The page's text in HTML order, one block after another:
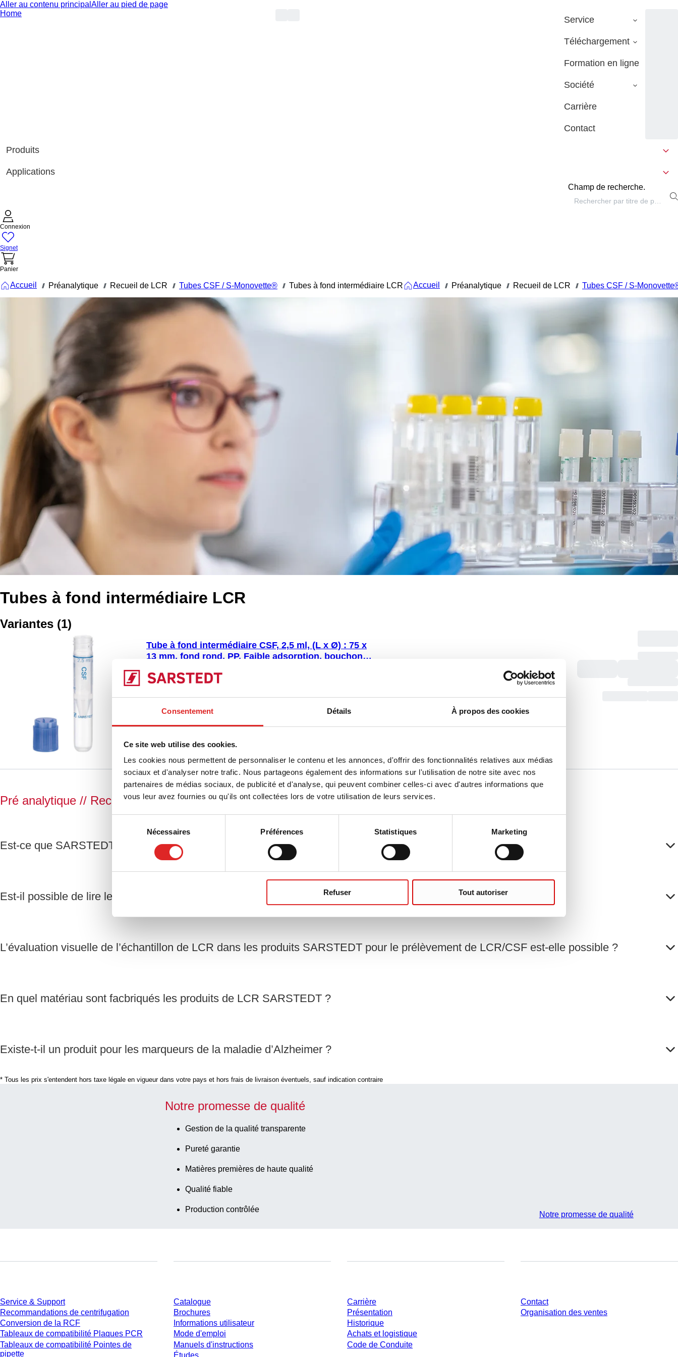
Consentement Détails À propos des cookies
Ce site web utilise des cookies.
Les cookies nous permettent de personnaliser le contenu et les annonces, d'offrir des fonctionnalités relatives aux médias
sociaux et d'analyser notre trafic. Nous partageons également des informations sur l'utilisation de notre site avec nos
partenaires de médias sociaux, de publicité et d'analyse, qui peuvent combiner celles-ci avec d'autres informations que
vous leur avez fournies ou qu'ils ont collectées lors de votre utilisation de leurs services.
consentement
Nécessaires Préférences Statistiques Marketing
Refuser Tout autoriser
Aller au contenu principal Aller au pied de page
Home
Service
Téléchargement
Formation en ligne
Société
Carrière
Contact
Produits
Applications
Champ de recherche.
Connexion
Signet
Panier
Accueil /// Préanalytique /// Recueil de LCR /// Tubes CSF / S-Monovette® /// Tubes à fond intermédiaire LCR Accueil /// Préanalytique /// Recueil de LCR /// Tubes CSF / S-
Tubes à fond intermédiaire LCR
Variantes (1)
Tube à fond intermédiaire CSF, 2,5 ml, (L x Ø) : 75 x
13 mm, fond rond, PP, Faible adsorption, bouchon
63.614.625
Tube à fond intermédiaire CSF, volume nominal :
maximale, bouchon séparé, bleu, stérile, 1 pièce(s)/blister, 100
pièce(s)/carton
Pré analytique // Recueil de LCR
Est-ce que SARSTEDT dispose de produits pour le prélèvement de LCR/CSF ?
Est-il possible de lire le volume de l’échantillon dans les produits SARSTEDT pour le prélèvement de LCR/CSF ?
L’évaluation visuelle de l’échantillon de LCR dans les produits SARSTEDT pour le prélèvement de LCR/CSF est-elle possible ?
En quel matériau sont facbriqués les produits de LCR SARSTEDT ?
Existe-t-il un produit pour les marqueurs de la maladie d’Alzheimer ?
* Tous les prix s'entendent hors taxe légale en vigueur dans votre pays et hors frais de livraison éventuels, sauf indication contraire
Notre promesse de qualité
Gestion de la qualité transparente
Pureté garantie
Matières premières de haute qualité
Qualité fiable
Production contrôlée
Notre promesse de qualité
Service & Support
Recommandations de centrifugation
Conversion de la RCF
Tableaux de compatibilité Plaques PCR
Tableaux de compatibilité Pointes de
pipette
Catalogue
Brochures
Informations utilisateur
Mode d'emploi
Manuels d'instructions
Études
Carrière
Présentation
Historique
Achats et logistique
Code de Conduite
Contact
Organisation des ventes